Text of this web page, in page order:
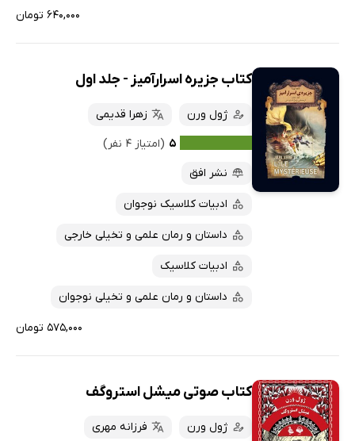
۶۴۰,۰۰۰ تومان
کتاب جزیره اسرارآمیز - جلد اول
ژول ورن
زهرا قدیمی
۵ (امتیاز ۴ نفر)
نشر افق
ادبیات کلاسیک نوجوان
داستان و رمان علمی و تخیلی خارجی
ادبیات کلاسیک
داستان و رمان علمی و تخیلی نوجوان
۵۷۵,۰۰۰ تومان
کتاب صوتی میشل استروگف
ژول ورن
فرزانه مهری